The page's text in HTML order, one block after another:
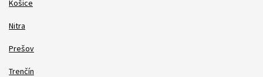
Košice
Nitra
Prešov
Trenčín